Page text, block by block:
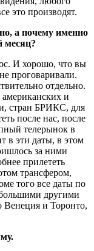
это производят.
а почему именно
месяц?
И хорошо, что вы
проговаривали.
отдельно.
и
стран БРИКС, для
после нас, после
телерынок в
в эти даты, в этом
за ними
прилететь
трансфером,
того все даты по
другими
Венеция и Торонто,